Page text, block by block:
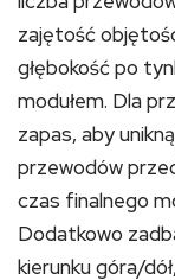
zajętość
głębokość po
modułem. Dla
zapas, aby
przewodów
czas finalnego
Dodatkowo
kierunku góra/